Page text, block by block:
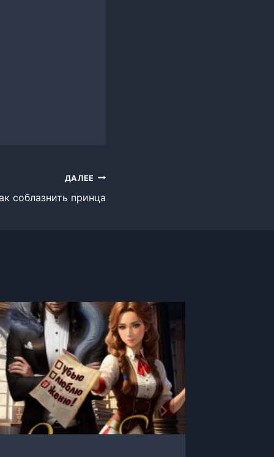
ДАЛЕЕ
соблазнить принца